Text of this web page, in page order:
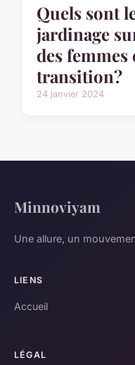
Quels sont
jardinage
des
transition?
24 janvier 2024
Minnoviyam
Une allure, un
LIENS
Accueil
LÉGAL